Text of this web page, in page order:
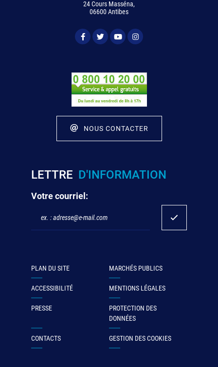
24 Cours Masséna,
06600 Antibes
NOUS CONTACTER
LETTRE D'INFORMATION
Votre courriel:
PLAN DU SITE MARCHÉS PUBLICS
ACCESSIBILITÉ MENTIONS LÉGALES
PRESSE
PROTECTION DES
DONNÉES
CONTACTS GESTION DES COOKIES